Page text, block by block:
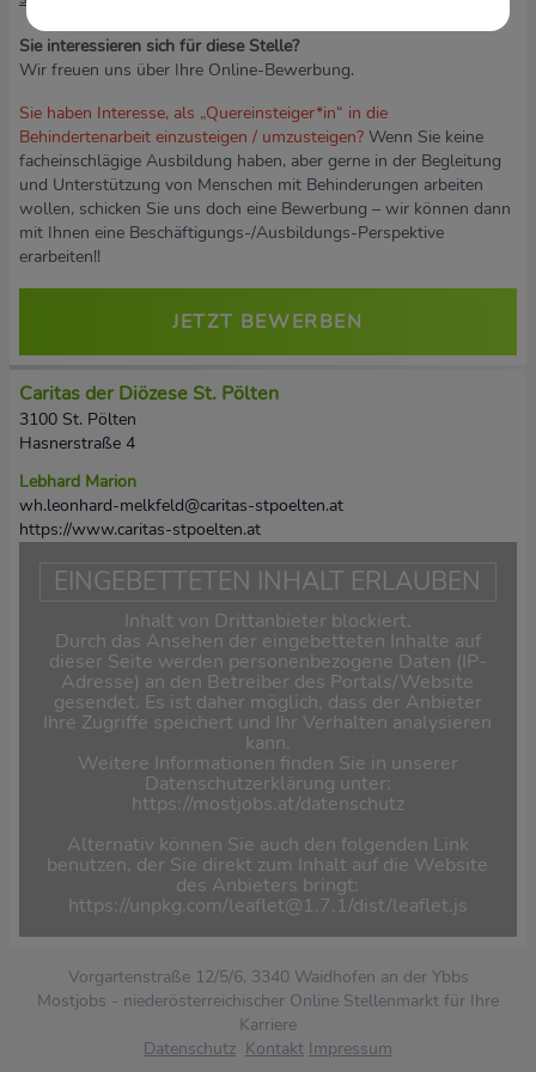
Sie interessieren sich für diese Stelle?
Wir freuen uns über Ihre Online-Bewerbung.
Sie haben Interesse, als „Quereinsteiger*in“ in die
Behindertenarbeit einzusteigen / umzusteigen? Wenn Sie keine
facheinschlägige Ausbildung haben, aber gerne in der Begleitung
und Unterstützung von Menschen mit Behinderungen arbeiten
wollen, schicken Sie uns doch eine Bewerbung – wir können dann
mit Ihnen eine Beschäftigungs-/Ausbildungs-Perspektive
erarbeiten!!
JETZT BEWERBEN
Caritas der Diözese St. Pölten
3100 St. Pölten
Hasnerstraße 4
Lebhard Marion
wh.leonhard-melkfeld@caritas-stpoelten.at
https://www.caritas-stpoelten.at
EINGEBETTETEN INHALT ERLAUBEN
Inhalt von Drittanbieter blockiert.
Durch das Ansehen der eingebetteten Inhalte auf
dieser Seite werden personenbezogene Daten (IP-
Adresse) an den Betreiber des Portals/Website
gesendet. Es ist daher möglich, dass der Anbieter
Ihre Zugriffe speichert und Ihr Verhalten analysieren
kann.
Weitere Informationen finden Sie in unserer
Datenschutzerklärung unter:
https://mostjobs.at/datenschutz
Alternativ können Sie auch den folgenden Link
benutzen, der Sie direkt zum Inhalt auf die Website
des Anbieters bringt:
https://unpkg.com/leaflet@1.7.1/dist/leaflet.js
Vorgartenstraße 12/5/6, 3340 Waidhofen an der Ybbs
Mostjobs - niederösterreichischer Online Stellenmarkt für Ihre
Karriere
Datenschutz Kontakt Impressum